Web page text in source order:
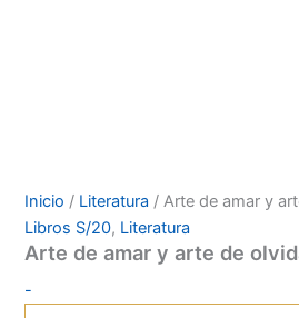
Inicio / Literatura / Arte de amar y
Libros S/20, Literatura
Arte de amar y arte de
-